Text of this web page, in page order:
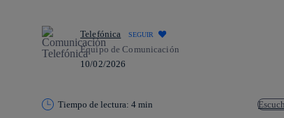
Telefónica SEGUIR
Equipo de Comunicación
10/02/2026
Tiempo de lectura: 4 min